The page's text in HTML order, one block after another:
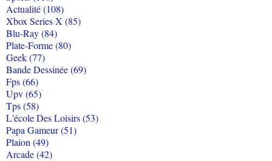
Actualité (108)
Xbox Series X (85)
Blu-Ray (84)
Plate-Forme (80)
Geek (77)
Bande Dessinée (69)
Fps (66)
Upv (65)
Tps (58)
L'école Des Loisirs (53)
Papa Gameur (51)
Plaion (49)
Arcade (42)